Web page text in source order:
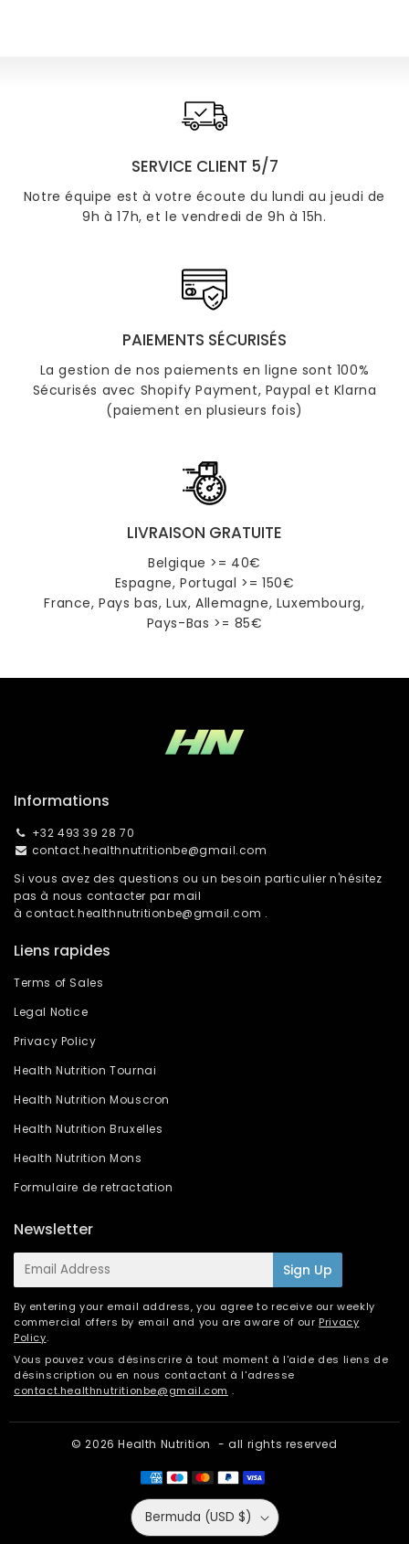
SERVICE CLIENT 5/7
Notre équipe est à votre écoute du lundi au jeudi de
9h à 17h, et le vendredi de 9h à 15h.
PAIEMENTS SÉCURISÉS
La gestion de nos paiements en ligne sont 100%
Sécurisés avec Shopify Payment, Paypal et Klarna
(paiement en plusieurs fois)
LIVRAISON GRATUITE
Belgique >= 40€
Espagne, Portugal >= 150€
France, Pays bas, Lux, Allemagne, Luxembourg,
Pays-Bas >= 85€
Informations
+32 493 39 28 70
contact.healthnutritionbe@gmail.com
Si vous avez des questions ou un besoin particulier n'hésitez
pas à nous contacter par mail
àcontact.healthnutritionbe@gmail.com .
Liens rapides
Terms of Sales
Legal Notice
Privacy Policy
Health Nutrition Tournai
Health Nutrition Mouscron
Health Nutrition Bruxelles
Health Nutrition Mons
Formulaire de retractation
Newsletter
E-
mail
Sign Up
By entering your email address, you agree to receive our weekly
commercial offers by email and you are aware of our Privacy
Policy.
Vous pouvez vous désinscrire à tout moment à l'aide des liens de
désinscription ou en nous contactant à l'adresse
contact.healthnutritionbe@gmail.com .
© 2026Health Nutrition - all rights reserved
Bermuda (USD $)